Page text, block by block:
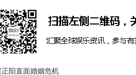
阳直面婚姻危机